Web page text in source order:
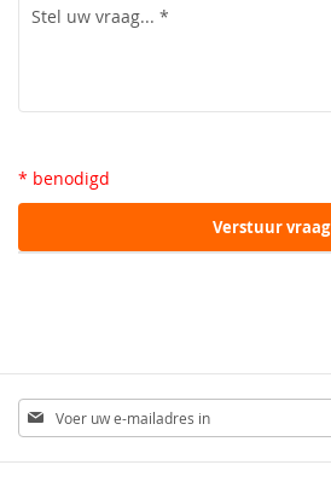
* benodigd
Verstuur vraag
Abonneer
u
op